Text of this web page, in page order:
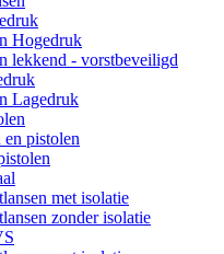
Hogedruk
lekkend - vorstbeveiligd
Lagedruk
en pistolen
met isolatie
zonder isolatie